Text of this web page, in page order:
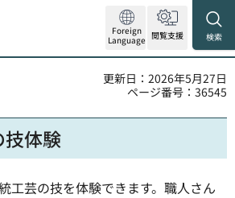
Foreign
Language 閲覧支援 検索
更新日：2026年5月27日
ページ番号：36545
体験
工芸の技を体験できます。職人さん